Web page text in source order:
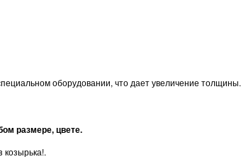
оборудовании, что дает увеличение толщины.
размере, цвете.